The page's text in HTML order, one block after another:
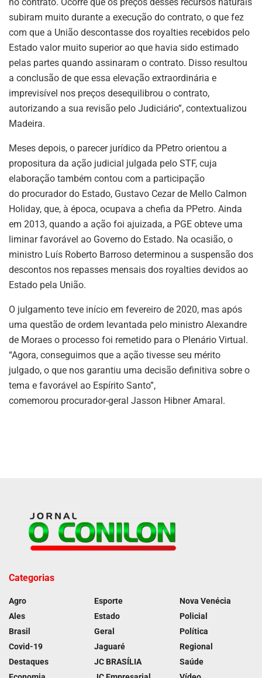
subiram muito durante a execução do contrato, o que fez
com que a União descontasse dos royalties recebidos pelo
Estado valor muito superior ao que havia sido estimado
pelas partes quando assinaram o contrato. Disso resultou
a conclusão de que essa elevação extraordinária e
imprevisível nos preços desequilibrou o contrato,
autorizando a sua revisão pelo Judiciário”, contextualizou
Madeira.
Meses depois, o parecer jurídico da PPetro orientou a
propositura da ação judicial julgada pelo STF, cuja
elaboração também contou com a participação
do procurador do Estado, Gustavo Cezar de Mello Calmon
Holiday, que, à época, ocupava a chefia da PPetro. Ainda
em 2013, quando a ação foi ajuizada, a PGE obteve uma
liminar favorável ao Governo do Estado. Na ocasião, o
ministro Luís Roberto Barroso determinou a suspensão dos
descontos nos repasses mensais dos royalties devidos ao
Estado pela União.
O julgamento teve início em fevereiro de 2020, mas após
uma questão de ordem levantada pelo ministro Alexandre
de Moraes o processo foi remetido para o Plenário Virtual.
“Agora, conseguimos que a ação tivesse seu mérito
julgado, o que nos garantiu uma decisão definitiva sobre o
tema e favorável ao Espírito Santo”,
comemorou procurador-geral Jasson Hibner Amaral.
Categorias
Agro
Ales
Brasil
Covid-19
Destaques
Esporte
Estado
Geral
Jaguaré
JC BRASÍLIA
Nova Venécia
Policial
Política
Regional
Saúde